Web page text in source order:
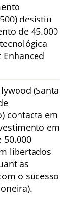
desistiu
de 45.000
Enhanced
(Santa
contacta em
em
50.000
libertados
o sucesso